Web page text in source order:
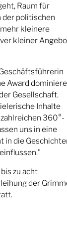
Raum für
der politischen
kleinere
kleiner
Award
Gesellschaft.
Inhalte
360°-
uns in eine
in die
zu acht
der